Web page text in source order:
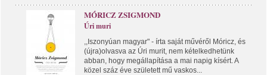
MÓRICZ ZSIGMOND
Úri muri
,,Iszonyúan magyar" - írta saját művéről Móricz, és
(újra)olvasva az Úri murit, nem kételkedhetünk
abban, hogy megállapítása a mai napig kísért. A
közel száz éve született mű vaskos...